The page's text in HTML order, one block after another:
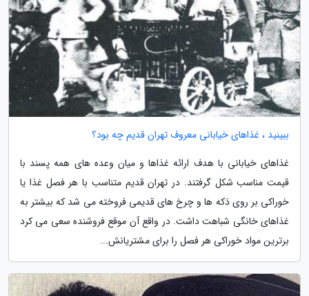
ببینید ، غذاهای خیابانی معروف تهران قدیم چه بود؟
غذاهای خیابانی با هدف ارائه غذاها و میان وعده های همه پسند با
قیمت مناسب شکل گرفتند. در تهران قدیم متناسب با هر فصل غذا یا
خوراکی بر روی دَکه ها و چرخ های قدیمی فروخته می شد که بیشتر به
غذاهای خانگی شباهت داشت. در واقع آن موقع فروشنده سعی می کرد
برترین مواد خوراکی هر فصل را برای مشتریانش...